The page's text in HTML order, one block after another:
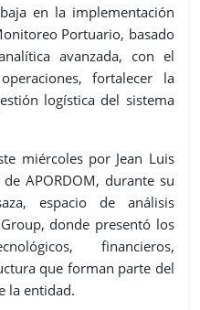
en la implementación
Portuario, basado
avanzada, con el
fortalecer la
logística del sistema
miércoles por Jean Luis
APORDOM, durante su
, espacio de análisis
, donde presentó los
financieros,
que forman parte del
la entidad.